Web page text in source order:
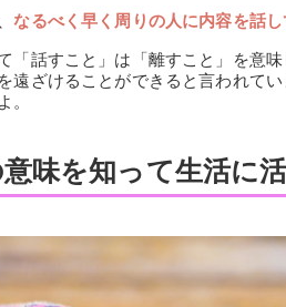
なるべく早く周りの人に内容を話し
「話すこと」は「離すこと」を意
遠ざけることができると言われて
。
味を知って生活に